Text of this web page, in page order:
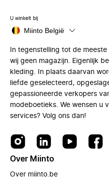
U winkelt bij
Miinto België
In tegenstelling tot de
wij geen magazijn. Eigenlijk
kleding. In plaats daarvan
liefde geselecteerd,
gepassioneerde verkopers
modeboetieks. We wensen u
services? Volg ons dan!
Over Miinto
Over miinto.be